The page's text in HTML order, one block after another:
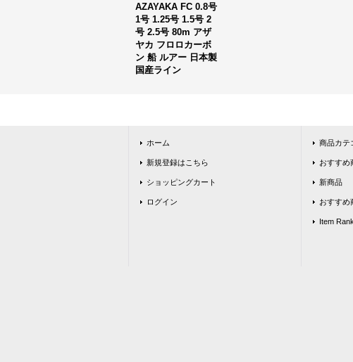
AZAYAKA FC 0.8号
1号 1.25号 1.5号 2
号 2.5号 80m アザ
ヤカ フロロカーボ
ン 船 ルアー 日本製
国産ライン
ホーム
新規登録はこちら
ショッピングカート
ログイン
商品カテ
おすすめ
新商品
おすすめ
Item